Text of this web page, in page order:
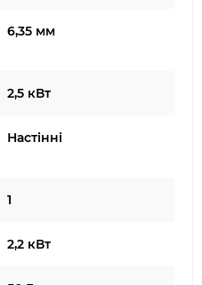
6,35 мм
2,5 кВт
Настінні
1
2,2 кВт